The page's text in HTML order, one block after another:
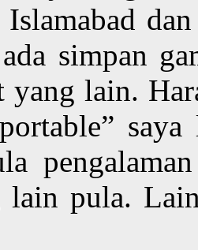
simpan
yang lain.
lain pula.